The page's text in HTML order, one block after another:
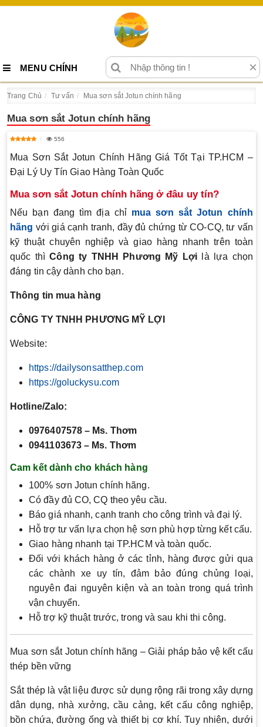
MENU CHÍNH ×
Trang Chủ Tư vấn Mua sơn sắt Jotun chính hãng
Mua sơn sắt Jotun chính hãng
556
Mua Sơn Sắt Jotun Chính Hãng Giá Tốt Tại TP.HCM –
Đại Lý Uy Tín Giao Hàng Toàn Quốc
Mua sơn sắt Jotun chính hãng ở đâu uy tín?
Nếu bạn đang tìm địa chỉ mua sơn sắt Jotun chính
hãng với giá cạnh tranh, đầy đủ chứng từ CO-CQ, tư vấn
kỹ thuật chuyên nghiệp và giao hàng nhanh trên toàn
quốc thìCông ty TNHH Phương Mỹ Lợi là lựa chọn
đáng tin cậy dành cho bạn.
Thông tin mua hàng
CÔNG TY TNHH PHƯƠNG MỸ LỢI
Website:
https://dailysonsatthep.com
https://goluckysu.com
Hotline/Zalo:
0976407578 – Ms. Thơm
0941103673 – Ms. Thơm
Cam kết dành cho khách hàng
100% sơn Jotun chính hãng.
Có đầy đủ CO, CQ theo yêu cầu.
Báo giá nhanh, cạnh tranh cho công trình và đại lý.
Hỗ trợ tư vấn lựa chọn hệ sơn phù hợp từng kết cấu.
Giao hàng nhanh tại TP.HCM và toàn quốc.
Đối với khách hàng ở các tỉnh, hàng được gửi qua
các chành xe uy tín, đảm bảo đúng chủng loại,
nguyên đai nguyên kiện và an toàn trong quá trình
vận chuyển.
Hỗ trợ kỹ thuật trước, trong và sau khi thi công.
Mua sơn sắt Jotun chính hãng – Giải pháp bảo vệ kết cấu
thép bền vững
Sắt thép là vật liệu được sử dụng rộng rãi trong xây dựng
dân dụng, nhà xưởng, cầu cảng, kết cấu công nghiệp,
bồn chứa, đường ống và thiết bị cơ khí. Tuy nhiên, dưới